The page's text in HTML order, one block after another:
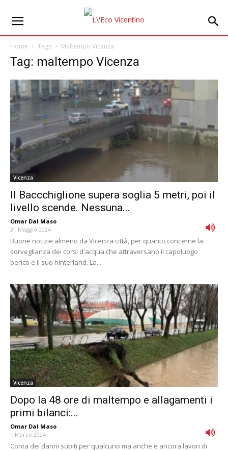
Home Tags Maltempo Vicenza
Tag: maltempo Vicenza
Vicenza
Il Baccchiglione supera soglia 5 metri, poi il
livello scende. Nessuna...
Omar Dal Maso -
31 Maggio 2024
Buone notizie almeno da Vicenza città, per quanto concerne la
sorveglianza dei corsi d'acqua che attraversano il capoluogo
berico e il suo hinterland. La...
Vicenza
Dopo la 48 ore di maltempo e allagamenti i
primi bilanci:...
Omar Dal Maso -
1 Marzo 2024
Conta dei danni subiti per qualcuno ma anche e ancora lavori di